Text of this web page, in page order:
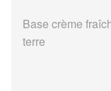
Base crème
terre